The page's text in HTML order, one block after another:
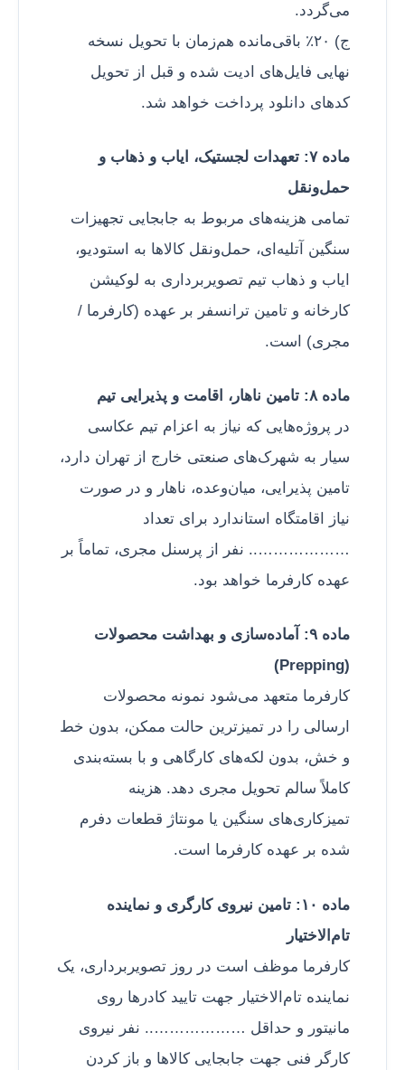
می‌گردد.
ج) ۲۰٪ باقی‌مانده هم‌زمان با تحویل نسخه
نهایی فایل‌های ادیت شده و قبل از تحویل
کدهای دانلود پرداخت خواهد شد.
ماده ۷: تعهدات لجستیک، ایاب و ذهاب و
حمل‌ونقل
تمامی هزینه‌های مربوط به جابجایی تجهیزات
سنگین آتلیه‌ای، حمل‌ونقل کالاها به استودیو،
ایاب و ذهاب تیم تصویربرداری به لوکیشن
کارخانه و تامین ترانسفر بر عهده (کارفرما /
مجری) است.
ماده ۸: تامین ناهار، اقامت و پذیرایی تیم
در پروژه‌هایی که نیاز به اعزام تیم عکاسی
سیار به شهرک‌های صنعتی خارج از تهران دارد،
تامین پذیرایی، میان‌وعده، ناهار و در صورت
نیاز اقامتگاه استاندارد برای تعداد
……………….. نفر از پرسنل مجری، تماماً بر
عهده کارفرما خواهد بود.
ماده ۹: آماده‌سازی و بهداشت محصولات
(Prepping)
کارفرما متعهد می‌شود نمونه محصولات
ارسالی را در تمیزترین حالت ممکن، بدون خط‌
و خش، بدون لکه‌های کارگاهی و با بسته‌بندی
کاملاً سالم تحویل مجری دهد. هزینه
تمیزکاری‌های سنگین یا مونتاژ قطعات دفرم
شده بر عهده کارفرما است.
ماده ۱۰: تامین نیروی کارگری و نماینده
تام‌الاختیار
کارفرما موظف است در روز تصویربرداری، یک
نماینده تام‌الاختیار جهت تایید کادرها روی
مانیتور و حداقل ……………….. نفر نیروی
کارگر فنی جهت جابجایی کالاها و باز کردن